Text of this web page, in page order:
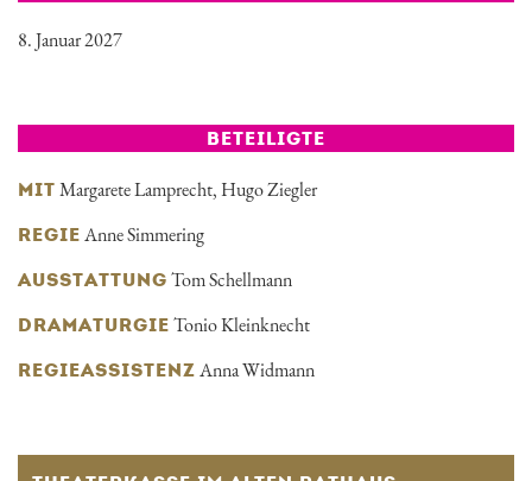
8. Januar 2027
BETEILIGTE
MIT Margarete Lamprecht,Hugo Ziegler
REGIE Anne Simmering
AUSSTATTUNG Tom Schellmann
DRAMATURGIE Tonio Kleinknecht
REGIEASSISTENZ Anna Widmann